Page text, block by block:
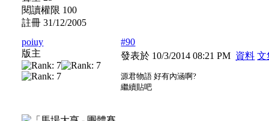
閱讀權限 100
註冊 31/12/2005
poiuy
版主
#90
發表於 10/3/2014 08:21 PM 資料 文
源君物語 好有內涵啊?
繼續貼吧